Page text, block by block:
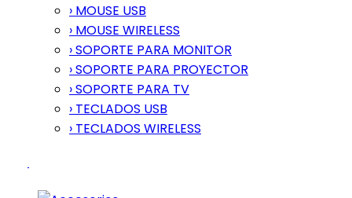
› MOUSE USB
› MOUSE WIRELESS
› SOPORTE PARA MONITOR
› SOPORTE PARA PROYECTOR
› SOPORTE PARA TV
› TECLADOS USB
› TECLADOS WIRELESS